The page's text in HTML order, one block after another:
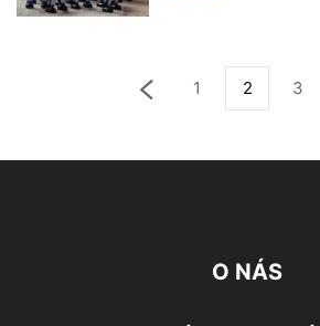
1 2 3
O NÁS